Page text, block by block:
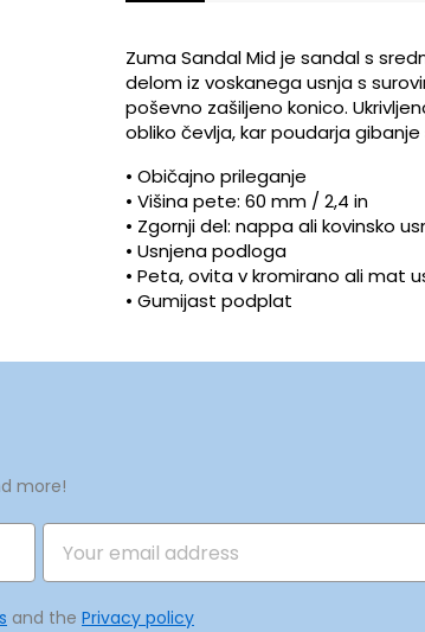
×
×
×
na seznam želja morate biti prijavljeni.
Prekliči
Zuma Sandal Mid je sandal s
delom iz voskanega usnja s
poševno zašiljeno konico.
obliko čevlja, kar poudarja gibanje
• Običajno prileganje
• Višina pete: 60 mm / 2,4 in
• Zgornji del: nappa ali kovinsko
• Usnjena podloga
• Peta, ovita v kromirano ali mat
• Gumijast podplat
more!
and the Privacy policy